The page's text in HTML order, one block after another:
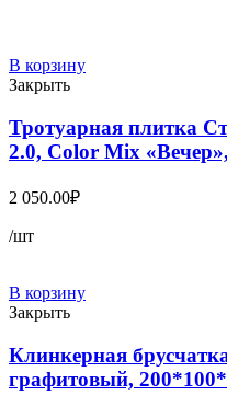
В корзину
Закрыть
Тротуарная плитка
2.0, Color Mix
2 050.00₽
/шт
В корзину
Закрыть
Клинкерная
графитовый,